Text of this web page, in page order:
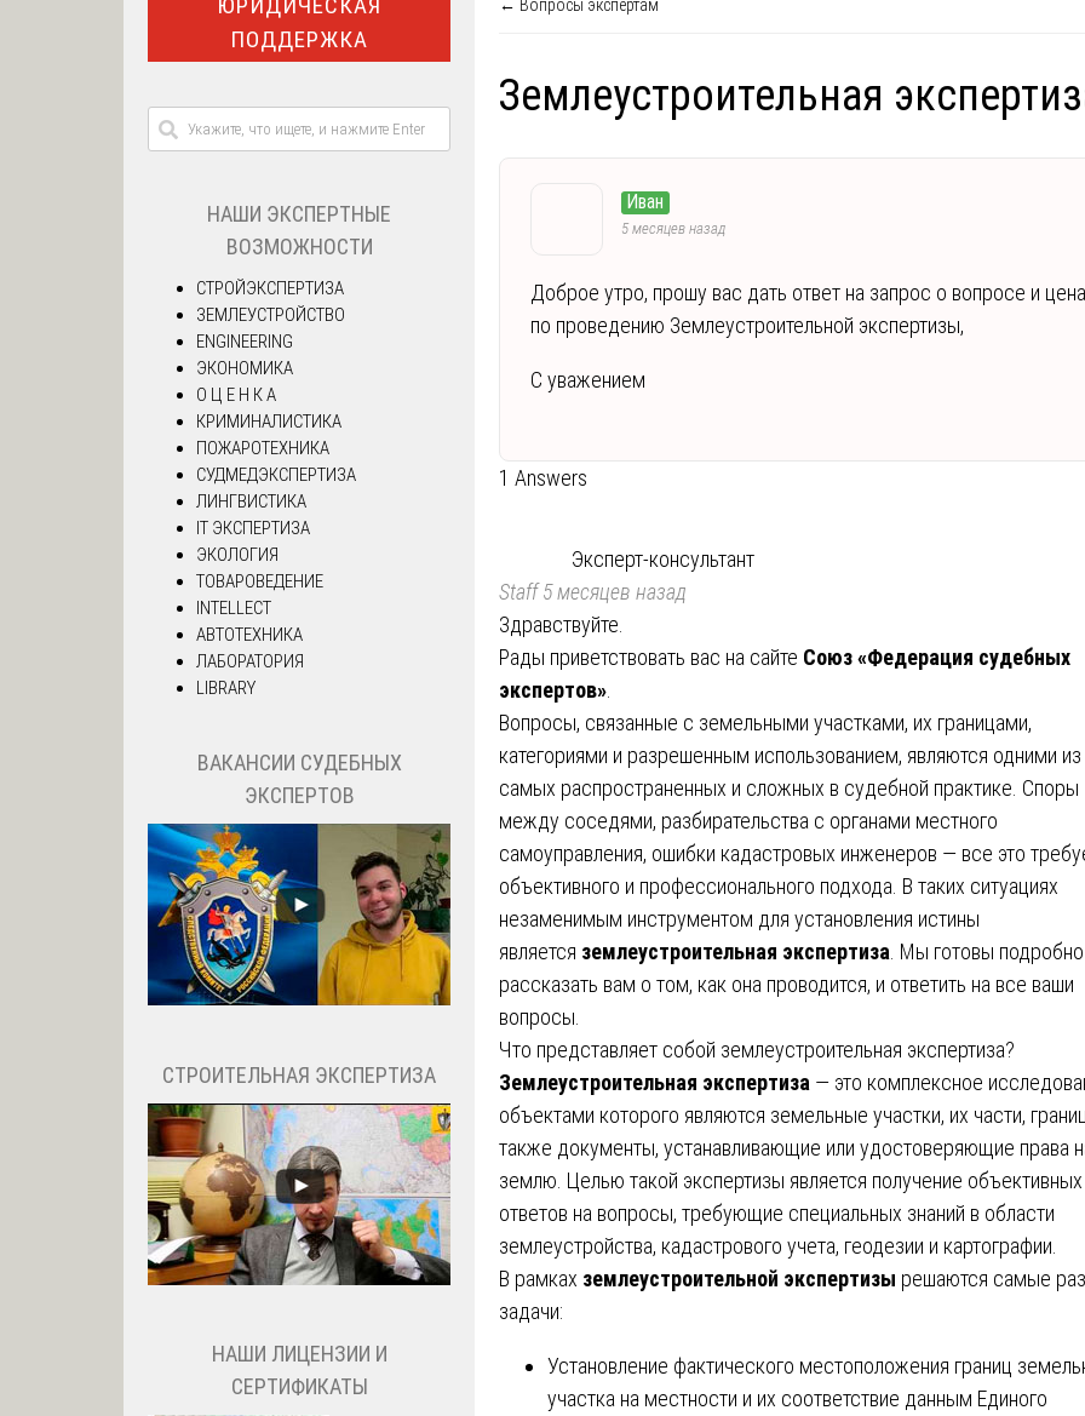
← Вопросы экспертам
Землеустроительная
Иван
5 месяцев назад
Доброе утро, прошу вас дать ответ на запрос о вопросе и
по проведению Землеустроительной экспертизы,
С уважением
1 Answers
Эксперт-консультант
Staff5 месяцев назад
Здравствуйте.
Рады приветствовать вас на сайте Союз «Федерация судебных
экспертов»
Вопросы, связанные с земельными участками, их границами,
категориями и разрешенным использованием, являются одними из
самых распространенных и сложных в судебной практике. Споры
между соседями, разбирательства с органами местного
самоуправления, ошибки кадастровых инженеров — все это
объективного и профессионального подхода. В таких ситуациях
незаменимым инструментом для установления истины
является землеустроительная экспертиза . Мы готовы подробно
рассказать вам о том, как она проводится, и ответить на все ваши
вопросы.
Что представляет собой землеустроительная экспертиза?
Землеустроительная экспертиза — это комплексное
объектами которого являются земельные участки, их части,
также документы, устанавливающие или удостоверяющие права
землю. Целью такой экспертизы является получение объективных
ответов на вопросы, требующие специальных знаний в области
землеустройства, кадастрового учета, геодезии и картографии.
В рамках землеустроительной экспертизы решаются самые
задачи:
Установление фактического местоположения границ
участка на местности и их соответствие данным Единого
ПОДДЕРЖКА
НАШИ ЭКСПЕРТНЫЕ
ВОЗМОЖНОСТИ
СТРОЙЭКСПЕРТИЗА
ЗЕМЛЕУСТРОЙСТВО
ENGINEERING
ЭКОНОМИКА
О Ц Е Н К А
КРИМИНАЛИСТИКА
ПОЖАРОТЕХНИКА
СУДМЕДЭКСПЕРТИЗА
ЛИНГВИСТИКА
IT ЭКСПЕРТИЗА
ЭКОЛОГИЯ
ТОВАРОВЕДЕНИЕ
INTELLECT
АВТОТЕХНИКА
ЛАБОРАТОРИЯ
LIBRARY
ВАКАНСИИ СУДЕБНЫХ
ЭКСПЕРТОВ
СТРОИТЕЛЬНАЯ ЭКСПЕРТИЗА
НАШИ ЛИЦЕНЗИИ И
СЕРТИФИКАТЫ